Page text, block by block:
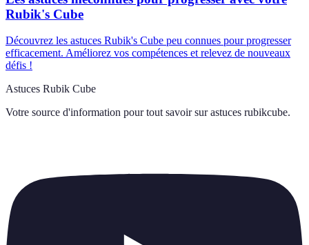
Rubik's Cube
Découvrez les astuces Rubik's Cube peu connues pour progresser
efficacement. Améliorez vos compétences et relevez de nouveaux
défis !
Astuces Rubik Cube
Votre source d'information pour tout savoir sur astuces rubikcube.